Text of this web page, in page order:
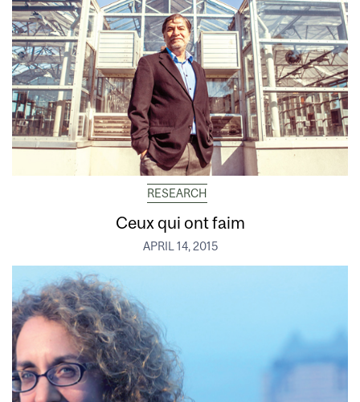
RESEARCH
Ceux qui ont faim
APRIL 14, 2015